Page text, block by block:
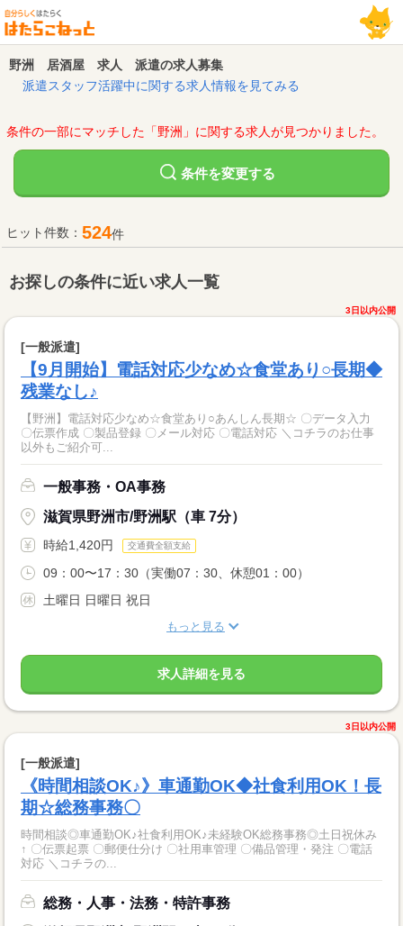
野洲 居酒屋 求人 派遣の求人募集
派遣スタッフ活躍中に関する求人情報を見てみる
条件の一部にマッチした「野洲」に関する求人が見つかりました。
条件を変更する
ヒット件数： 524件
お探しの条件に近い求人一覧
3日以内公開
[一般派遣]
【9月開始】電話対応少なめ☆食堂あり○長期◆
残業なし♪
【野洲】電話対応少なめ☆食堂あり○あんしん長期☆ 〇データ入力
〇伝票作成 〇製品登録 〇メール対応 〇電話対応 ＼コチラのお仕事
以外もご紹介可...
一般事務・OA事務
滋賀県野洲市/野洲駅（車 7分）
時給1,420円 交通費全額支給
09：00〜17：30（実働07：30、休憩01：00）
土曜日 日曜日 祝日
もっと見る
求人詳細を見る
3日以内公開
[一般派遣]
《時間相談OK♪》車通勤OK◆社食利用OK！長
期☆総務事務〇
時間相談◎車通勤OK♪社食利用OK♪未経験OK総務事務◎土日祝休み
↑ 〇伝票起票 〇郵便仕分け 〇社用車管理 〇備品管理・発注 〇電話
対応 ＼コチラの...
総務・人事・法務・特許事務